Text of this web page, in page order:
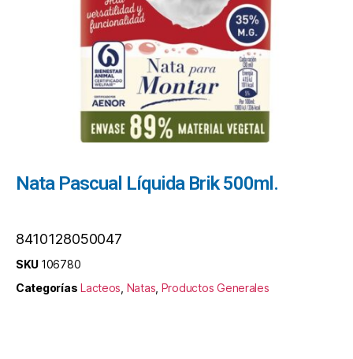
Nata Pascual Líquida Brik 500ml.
8410128050047
SKU 106780
Categorías Lacteos Natas Productos Generales